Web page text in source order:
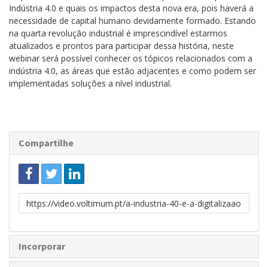
Indústria 4.0 e quais os impactos desta nova era, pois haverá a
necessidade de capital humano devidamente formado. Estando
na quarta revolução industrial é imprescindível estarmos
atualizados e prontos para participar dessa história, neste
webinar será possível conhecer os tópicos relacionados com a
indústria 4.0, as áreas que estão adjacentes e como podem ser
implementadas soluções a nível industrial.
Compartilhe
Link
para
Incorporar